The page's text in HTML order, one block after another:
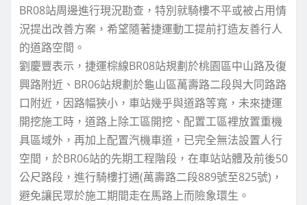
BR08站周邊進行現況勘查，特別就騎樓不平或被占用情
況提出改善方案，希望隨著捷運動工提前打造友善行人
的道路空間。
劉慶豐表示，捷運棕線BR08站規劃於桃園區中山路及復
興路附近、BR06站規劃於龜山區萬壽路二段與大同路路
口附近，因路幅狹小，車站幾乎與道路等寬，未來捷運
開挖施工時，道路上除工區開挖、配置工區裡放置重機
具區域外，再加上配置汽機車道，已完全無法設置人行
空間，於BR06站的先期工程階段，在車站站體及前後50
公尺路段，進行騎樓打通(萬壽路二段889號至825號)，
避免讓民眾於施工期間走在馬路上而險象環生。